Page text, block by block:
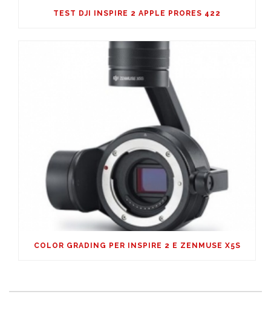
TEST DJI INSPIRE 2 APPLE PRORES 422
COLOR GRADING PER INSPIRE 2 E ZENMUSE X5S